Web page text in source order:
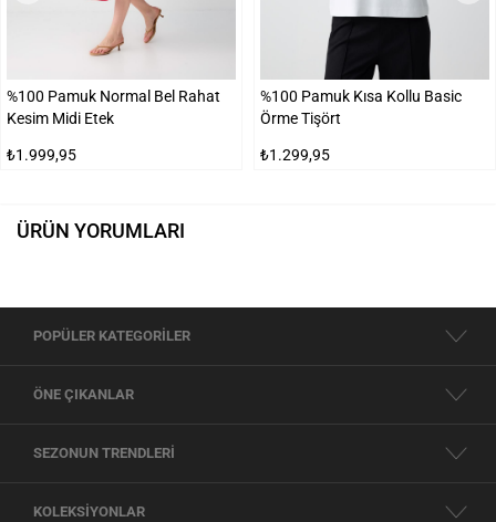
%100 Pamuk Normal Bel Rahat
Kesim Midi Etek
₺1.999,95
%100 Pamuk Kısa Kollu Basic
Örme Tişört
₺1.299,95
ÜRÜN YORUMLARI
POPÜLER KATEGORİLER
ÖNE ÇIKANLAR
SEZONUN TRENDLERİ
KOLEKSİYONLAR